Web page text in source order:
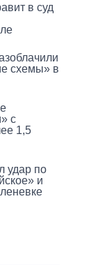
в суд
схемы» в
с
1,5
удар по
и